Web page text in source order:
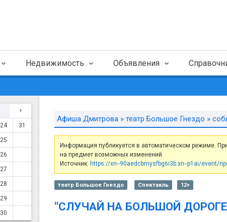
Недвижимость Объявления
24 31
25
26
27
28
29
30
Афиша Дмитрова » театр Большое Гнездо »
Информация публикуется в автоматическом режиме.
на предмет возможных изменений.
Источник: https://xn--90aedcbmysfbg6i3b.xn--p1ai/event/
театр Большое Гнездо Спектакль 12+
"СЛУЧАЙ НА БОЛЬШОЙ